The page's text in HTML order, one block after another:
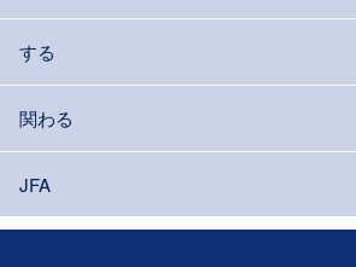
する
関わる
JFA